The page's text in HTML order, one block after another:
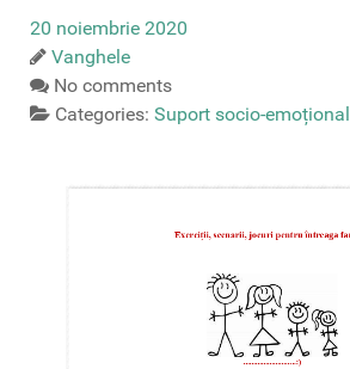
20 noiembrie 2020
Vanghele
No comments
Categories: Suport socio-emoțional